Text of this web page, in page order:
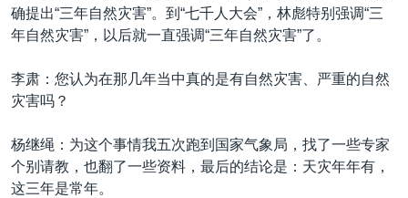
确提出“三年自然灾害”。到“七千人大会”，林彪特别强调“三
年自然灾害”，以后就一直强调“三年自然灾害”了。
李肃：您认为在那几年当中真的是有自然灾害、严重的自然
灾害吗？
杨继绳：为这个事情我五次跑到国家气象局，找了一些专家
个别请教，也翻了一些资料，最后的结论是：天灾年年有，
这三年是常年。